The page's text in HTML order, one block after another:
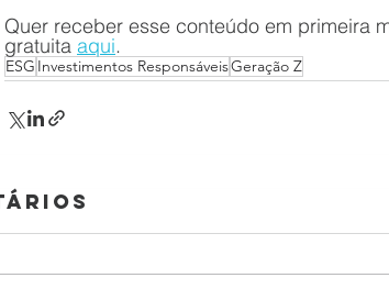
Quer receber esse conteúdo em primeira
gratuita aqui.
ESG Investimentos ResponsáveisGeração Z